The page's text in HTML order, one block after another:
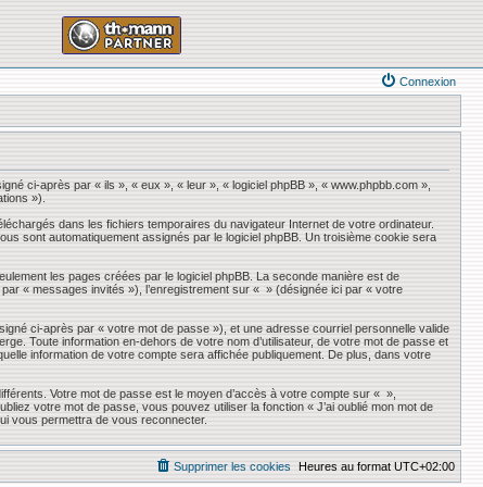
Connexion
ci-après par « ils », « eux », « leur », « logiciel phpBB », « www.phpbb.com »,
»).
dans les fichiers temporaires du navigateur Internet de votre ordinateur.
sont automatiquement assignés par le logiciel phpBB. Un troisième cookie sera
les pages créées par le logiciel phpBB. La seconde manière est de
« messages invités »), l’enregistrement sur « » (désignée ici par « votre
ci-après par « votre mot de passe »), et une adresse courriel personnelle valide
Toute information en-dehors de votre nom d’utilisateur, de votre mot de passe et
information de votre compte sera affichée publiquement. De plus, dans votre
Votre mot de passe est le moyen d’accès à votre compte sur « »,
votre mot de passe, vous pouvez utiliser la fonction « J’ai oublié mon mot de
vous permettra de vous reconnecter.
Heures au format UTC+02:00
Supprimer les cookies